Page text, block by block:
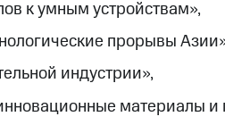
к умным устройствам»,
прорывы
индустрии»,
материалы и